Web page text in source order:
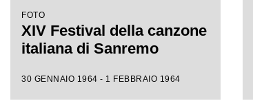
FOTO
XIV Festival della canzone
italiana di Sanremo
30 GENNAIO 1964 - 1 FEBBRAIO 1964